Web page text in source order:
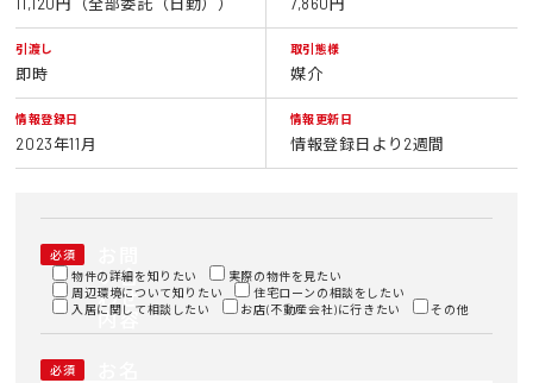
引渡し
即時
取引態様
媒介
情報登録日
2023年11月
情報更新日
情報登録日より2週間
必須
い合
わせ
内容
物件の詳細を知りたい
実際の物件を見たい
周辺環境について知りたい
住宅ローンの相談をしたい
入居に関して相談したい
お店(不動産会社)に行きたい その他
必須